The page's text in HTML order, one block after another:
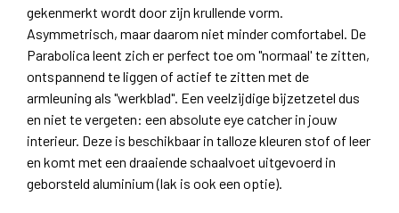
gekenmerkt wordt door zijn krullende vorm.
Asymmetrisch, maar daarom niet minder comfortabel. De
Parabolica leent zich er perfect toe om "normaal' te zitten,
ontspannend te liggen of actief te zitten met de
armleuning als "werkblad". Een veelzijdige bijzetzetel dus
en niet te vergeten: een absolute eye catcher in jouw
interieur. Deze is beschikbaar in talloze kleuren stof of leer
en komt met een draaiende schaalvoet uitgevoerd in
geborsteld aluminium (lak is ook een optie).